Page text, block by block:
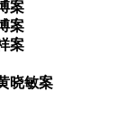
案
案
案
晓敏案